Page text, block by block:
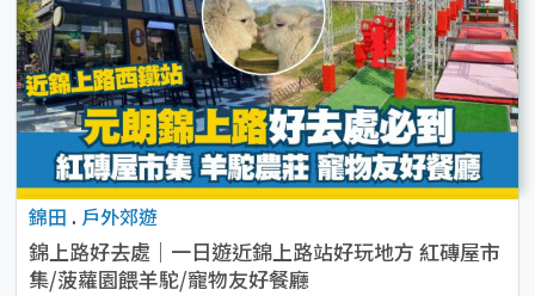
錦田 . 戶外郊遊
錦上路好去處｜一日遊近錦上路站好玩地方 紅磚屋市
集/菠蘿園餵羊駝/寵物友好餐廳